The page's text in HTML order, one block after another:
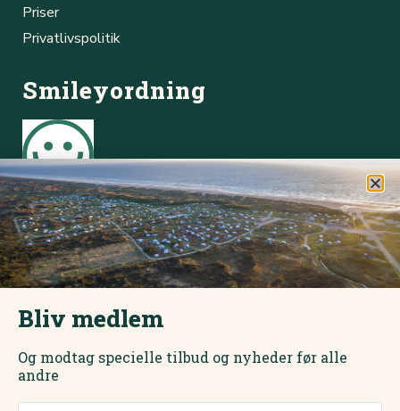
Priser
Privatlivspolitik
Smileyordning
Børsmose Strand Camping Cafe
Online booking
Du kan hurtigt og nemt booke plads via vores online
Book online her
Bliv medlem
Og modtag specielle tilbud og nyheder før alle
andre